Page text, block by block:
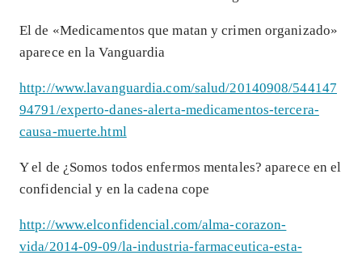
El de «Medicamentos que matan y crimen organizado»
aparece en la Vanguardia
http://www.lavanguardia.com/salud/20140908/544147
94791/experto-danes-alerta-medicamentos-tercera-
causa-muerte.html
Y el de ¿Somos todos enfermos mentales? aparece en el
confidencial y en la cadena cope
http://www.elconfidencial.com/alma-corazon-
vida/2014-09-09/la-industria-farmaceutica-esta-